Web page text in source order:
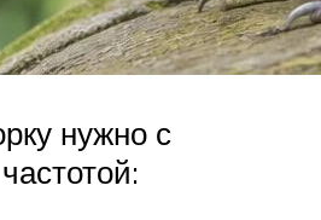
нужно с